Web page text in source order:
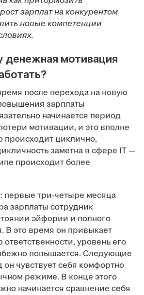
зарплат на конкурентом
новые компетенции
денежная мотивация
после перехода на новую
зарплаты
начинается период
мотивации, и это вполне
происходит циклично,
заметна в сфере IT —
происходит более
первые три-четыре месяца
зарплаты сотрудник
эйфории и полного
В это время он привыкает
уровень его
повышается. Следующие
он чувствует себя комфортно
режиме. В конце этого
начинается сравнение себя